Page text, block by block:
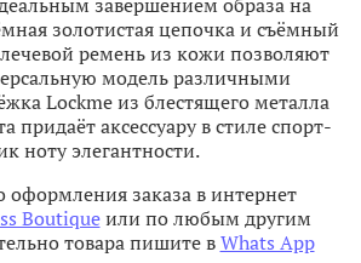
золотистая цепочка и съёмный
ремень из кожи позволяют
модель различными
Lockme из блестящего металла
придаёт аксессуару в стиле спорт-
ноту элегантности.
оформления заказа в интернет
Boutiqueили по любым другим
товара пишите вWhats App